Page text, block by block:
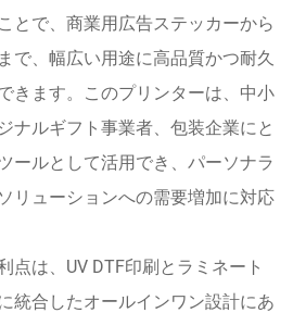
とで、商業用広告ステッカーから
で、幅広い用途に高品質かつ耐久
きます。このプリンターは、中小
ナルギフト事業者、包装企業にと
ールとして活用でき、パーソナラ
リューションへの需要増加に対応
点は、UV DTF印刷とラミネート
統合したオールインワン設計にあ